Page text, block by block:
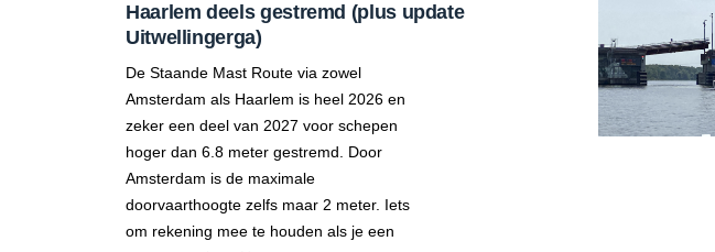
Haarlem deels gestremd (plus update
Uitwellingerga)
De Staande Mast Route via zowel
Amsterdam als Haarlem is heel 2026 en
zeker een deel van 2027 voor schepen
hoger dan 6.8 meter gestremd. Door
Amsterdam is de maximale
doorvaarthoogte zelfs maar 2 meter. Iets
om rekening mee te houden als je een